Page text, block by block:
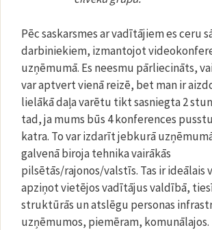
Pēc saskarsmes ar vadītājiem es ceru
darbiniekiem, izmantojot
uzņēmumā. Es neesmu pārliecināts,
var aptvert vienā reizē, bet man ir
lielākā daļa varētu tikt sasniegta 2
tad, ja mums būs 4 konferences
katra. To var izdarīt jebkurā
galvenā biroja tehnika vairākās
pilsētās/rajonos/valstīs. Tas ir ideālais
apziņot vietējos vadītājus valdībā,
struktūrās un atslēgu personas
uzņēmumos, piemēram, komunālajos.